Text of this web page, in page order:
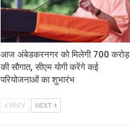
आज अंबेडकरनगर को मिलेगी 700 करोड़
की सौगात, सीएम योगी करेंगे कई
परियोजनाओं का शुभारंभ
PREV NEXT